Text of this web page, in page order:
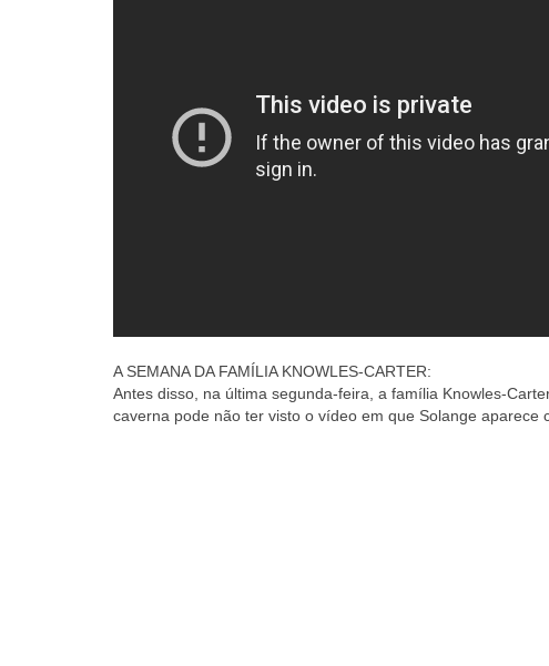
A SEMANA DA FAMÍLIA KNOWLES-CARTER:
Antes disso, na última segunda-feira, a família Knowles-
caverna pode não ter visto o vídeo em que Solange